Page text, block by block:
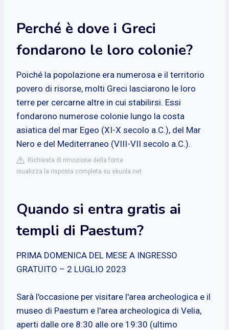
Perché è dove i Greci
fondarono le loro colonie?
Poiché la popolazione era numerosa e il territorio
povero di risorse, molti Greci lasciarono le loro
terre per cercarne altre in cui stabilirsi. Essi
fondarono numerose colonie lungo la costa
asiatica del mar Egeo (XI-X secolo a.C.), del Mar
Nero e del Mediterraneo (VIII-VII secolo a.C.).
Richiesta di rimozione della fonte
isualizza la risposta completa su skuola.net
Quando si entra gratis ai
templi di Paestum?
PRIMA DOMENICA DEL MESE A INGRESSO
GRATUITO – 2 LUGLIO 2023
Sarà l'occasione per visitare l'area archeologica e il
museo di Paestum e l'area archeologica di Velia,
aperti dalle ore 8:30 alle ore 19:30 (ultimo